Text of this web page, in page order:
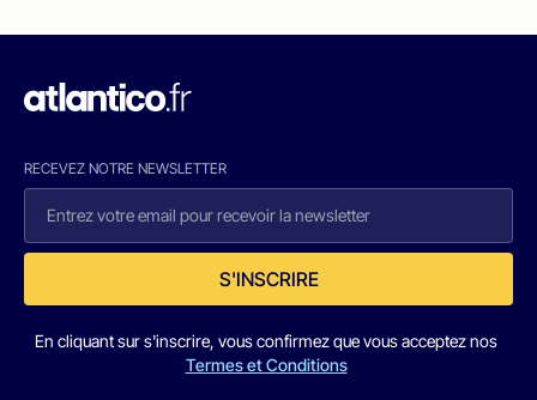
RECEVEZ NOTRE NEWSLETTER
S'INSCRIRE
En cliquant sur s'inscrire, vous confirmez que vous acceptez nos
Termes et Conditions